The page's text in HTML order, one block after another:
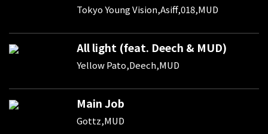
Tokyo Young Vision,Asiff,018,MUD
All light (feat. Deech & MUD)
Yellow Pato,Deech,MUD
Main Job
Gottz,MUD